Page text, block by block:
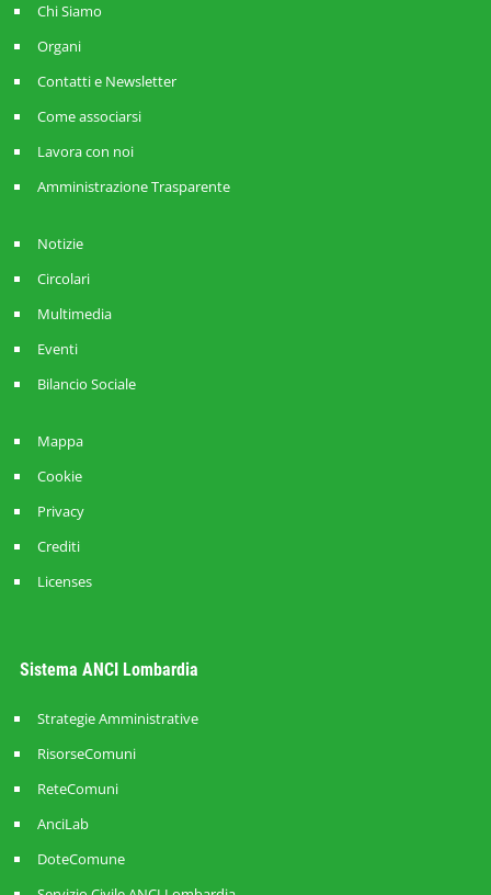
Chi Siamo
Organi
Contatti e Newsletter
Come associarsi
Lavora con noi
Amministrazione Trasparente
Notizie
Circolari
Multimedia
Eventi
Bilancio Sociale
Mappa
Cookie
Privacy
Crediti
Licenses
Sistema ANCI Lombardia
Strategie Amministrative
RisorseComuni
ReteComuni
AnciLab
DoteComune